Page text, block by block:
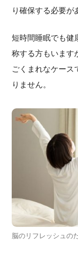
り確保する必要が
短時間睡眠でも健
称する方もいます
ごくまれなケース
りません。
脳のリフレッシュの